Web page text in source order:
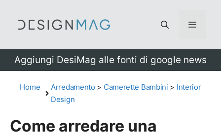
Menu
Aggiungi DesiMag alle fonti di google news
Home Arredamento > Camerette Bambini > Interior
Design
Come arredare una